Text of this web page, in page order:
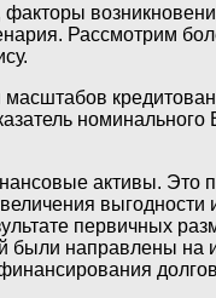
Рассмотрим
активы. Это
выгодности
первичных
направлены на